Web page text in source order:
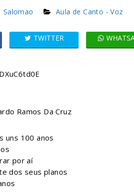
Salomao Aula de Canto - Voz
TWITTER
Ramos Da Cruz
uns 100 anos
por aí
dos seus planos